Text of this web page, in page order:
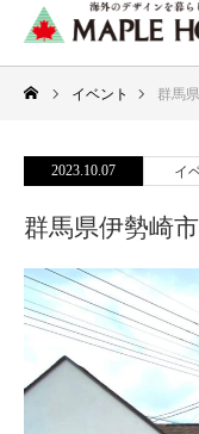
イベント 群馬
2023.10.07 イ
群馬県伊勢崎